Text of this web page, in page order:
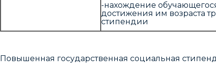
-нахождение
достижения им возраста
стипендии
Повышенная государственная социальная